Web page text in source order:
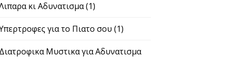
κι Αδυνατισμα(1)
για το Πιατο σου (1)
Μυστικα για Αδυνατισμα